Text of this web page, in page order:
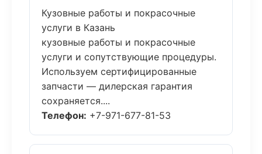
Кузовные работы и покрасочные
услуги в Казань
кузовные работы и покрасочные
услуги и сопутствующие процедуры.
Используем сертифицированные
запчасти — дилерская гарантия
сохраняется....
Телефон: +7-971-677-81-53